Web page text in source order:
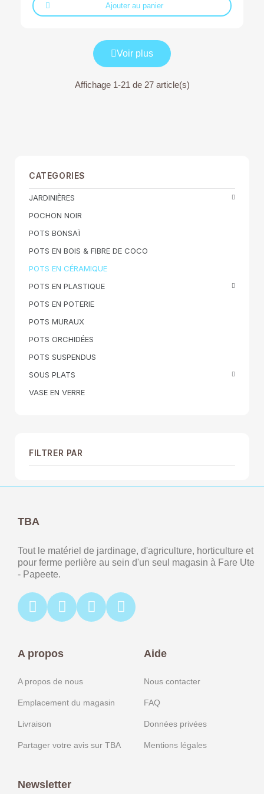
CATEGORIES
JARDINIÈRES
POCHON NOIR
POTS BONSAÏ
POTS EN BOIS & FIBRE DE COCO
POTS EN CÉRAMIQUE
POTS EN PLASTIQUE
POTS EN POTERIE
POTS MURAUX
POTS ORCHIDÉES
POTS SUSPENDUS
SOUS PLATS
VASE EN VERRE
FILTRER PAR
Ajouter au panier
Voir plus
Affichage 1-21 de 27 article(s)
TBA
Tout le matériel de jardinage, d'agriculture, horticulture et
pour ferme perlière au sein d'un seul magasin à Fare Ute
- Papeete.
A propos
A propos de nous
Emplacement du magasin
Livraison
Partager votre avis sur TBA
Aide
Nous contacter
FAQ
Données privées
Mentions légales
Newsletter